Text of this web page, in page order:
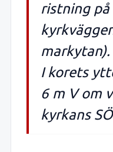
ristning
markytan).
I korets
6 m V om
kyrkans